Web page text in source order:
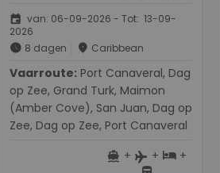
event van: 06-09-2026 - Tot: 13-09-
2026
schedule 8 dagen place Caribbean
Vaarroute:
op Zee, Grand Turk, Maimon
(Amber Cove), San Juan, Dag op
Zee, Dag op Zee, Port Canaveral
directions_boat + flight + hotel +